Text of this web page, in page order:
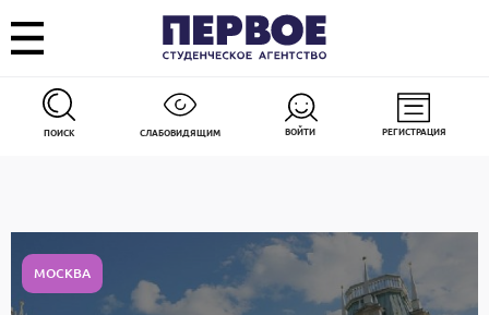
ПОИСК СЛАБОВИДЯЩИМ ВОЙТИ РЕГИСТРАЦИЯ
МОСКВА